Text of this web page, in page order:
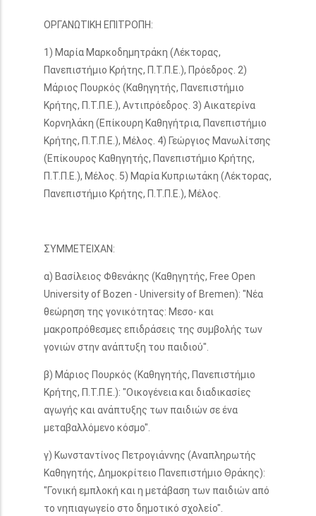
ΟΡΓΑΝΩΤΙΚΗ ΕΠΙΤΡΟΠΗ:
1) Μαρία Μαρκοδημητράκη (Λέκτορας,
Πανεπιστήμιο Κρήτης, Π.Τ.Π.Ε.), Πρόεδρος. 2)
Μάριος Πουρκός (Καθηγητής, Πανεπιστήμιο
Κρήτης, Π.Τ.Π.Ε.), Αντιπρόεδρος. 3) Αικατερίνα
Κορνηλάκη (Επίκουρη Καθηγήτρια, Πανεπιστήμιο
Κρήτης, Π.Τ.Π.Ε.), Μέλος. 4) Γεώργιος Μανωλίτσης
(Επίκουρος Καθηγητής, Πανεπιστήμιο Κρήτης,
Π.Τ.Π.Ε.), Μέλος. 5) Μαρία Κυπριωτάκη (Λέκτορας,
Πανεπιστήμιο Κρήτης, Π.Τ.Π.Ε.), Μέλος.
ΣΥΜΜΕΤΕΙΧΑΝ:
α) Βασίλειος Φθενάκης (Καθηγητής, Free Open
University of Bozen - University of Bremen): "Νέα
θεώρηση της γονικότητας: Μεσο- και
μακροπρόθεσμες επιδράσεις της συμβολής των
γονιών στην ανάπτυξη του παιδιού".
β) Μάριος Πουρκός (Καθηγητής, Πανεπιστήμιο
Κρήτης, Π.Τ.Π.Ε.): "Οικογένεια και διαδικασίες
αγωγής και ανάπτυξης των παιδιών σε ένα
μεταβαλλόμενο κόσμο".
γ) Κωνσταντίνος Πετρογιάννης (Αναπληρωτής
Καθηγητής, Δημοκρίτειο Πανεπιστήμιο Θράκης):
"Γονική εμπλοκή και η μετάβαση των παιδιών από
το νηπιαγωγείο στο δημοτικό σχολείο".